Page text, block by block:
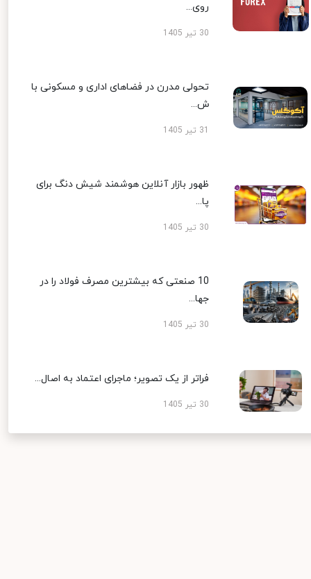
روی...
30 تیر 1405
تحولی مدرن در فضاهای اداری و مسکونی با
ش...
ظهور بازار آنلاین هوشمند شیش دنگ برای
پا...
30 تیر 1405
10 صنعتی که بیشترین مصرف فولاد را در
جها...
30 تیر 1405
فراتر از یک تصویر؛ ماجرای اعتماد به اصال...
30 تیر 1405